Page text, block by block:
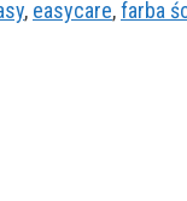
, easycare,farba